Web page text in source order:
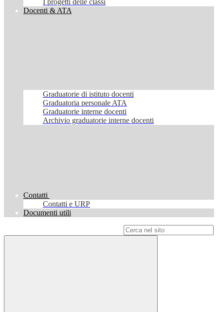
I progetti delle classi
Docenti & ATA
Graduatorie di istituto docenti
Graduatoria personale ATA
Graduatorie interne docenti
Archivio graduatorie interne docenti
Contatti
Contatti e URP
Documenti utili